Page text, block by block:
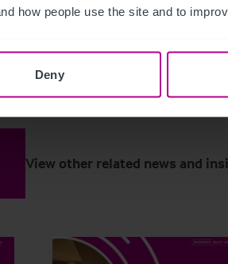
how people use the site and to
Deny
View other related news and